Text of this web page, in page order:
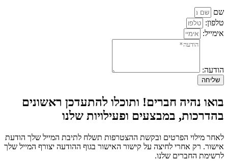
שם
טלפון:
אימייל:
הודעה:
שליחה
בואו נהיה חברים! ותוכלו להתעדכן ראשונים
בהדרכות, במבצעים ופעילויות שלנו
לאחר מילוי הפרטים ובקשת ההצטרפות תשלח לתיבת המייל שלך הודעת
אישור. רק אחרי לחיצה על קישור האישור בגוף ההודעה יצורף המייל שלך
לרשימת החברים שלנו.